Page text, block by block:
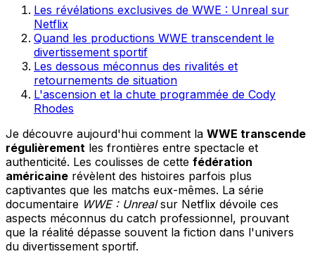
Les révélations exclusives de WWE : Unreal sur
Netflix
Quand les productions WWE transcendent le
divertissement sportif
Les dessous méconnus des rivalités et
retournements de situation
L'ascension et la chute programmée de Cody
Rhodes
Je découvre aujourd'hui comment la WWE transcende
régulièrement les frontières entre spectacle et
authenticité. Les coulisses de cette fédération
américaine révèlent des histoires parfois plus
captivantes que les matchs eux-mêmes. La série
documentaire WWE : Unrealsur Netflix dévoile ces
aspects méconnus du catch professionnel, prouvant
que la réalité dépasse souvent la fiction dans l'univers
du divertissement sportif.